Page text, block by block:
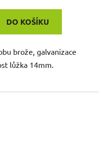
DO KOŠÍKU
brože, galvanizace
lůžka 14mm.